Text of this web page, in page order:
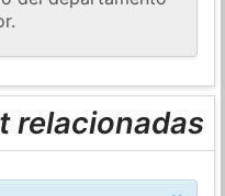
relacionadas